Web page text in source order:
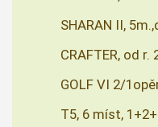
SHARAN II,
CRAFTER, od r.
GOLF VI 2/
T5, 6 míst,